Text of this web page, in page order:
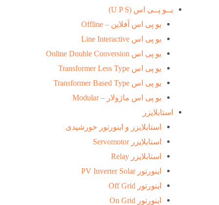
یــو پــی اس (U P S)
یو پی اس آفلاین – Offline
یو پی اس Line Interactive
یو پی اس Online Double Conversion
یو پی اس Transformer Less Type
یو پی اس Transformer Based Type
یو پی اس ماژولار – Modular
استابلایزر
استابلایزر و اینورتور خورشیدی
استابلایزر Servomotor
استابلایزر Relay
اینورتور PV Inverter Solar
اینورتور Off Grid
اینورتور On Grid